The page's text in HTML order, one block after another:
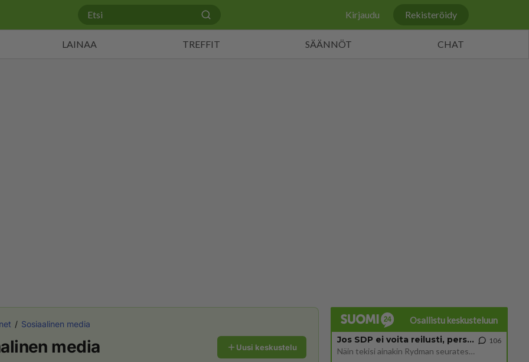
Kirjaudu Rekisteröidy
LAINAA TREFFIT SÄÄNNÖT CHAT
Sosiaalinen media
media Uusi keskustelu
Osallistu keskusteluun
Jos SDP ei voita reilusti, persut kumoavat demokratian Suomesta
Näin tekisi ainakin Rydman seuratessaan idolinsa Trumpin mallia https://www.is.fi/politiikka/art-2000012187244.html
106